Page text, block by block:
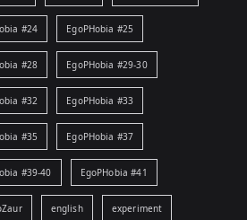
#24 EgoPHobia #25
#28 EgoPHobia #29-30
#32 EgoPHobia #33
#35 EgoPHobia #37
#39-40 EgoPHobia #41
english experiment